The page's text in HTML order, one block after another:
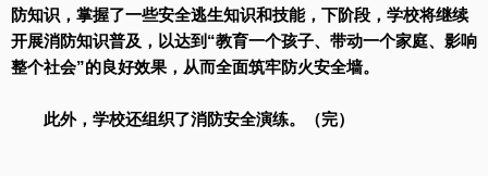
防知识，掌握了一些安全逃生知识和技能，下阶段，学校将继续
开展消防知识普及，以达到“教育一个孩子、带动一个家庭、影响
整个社会”的良好效果，从而全面筑牢防火安全墙。
此外，学校还组织了消防安全演练。（完）